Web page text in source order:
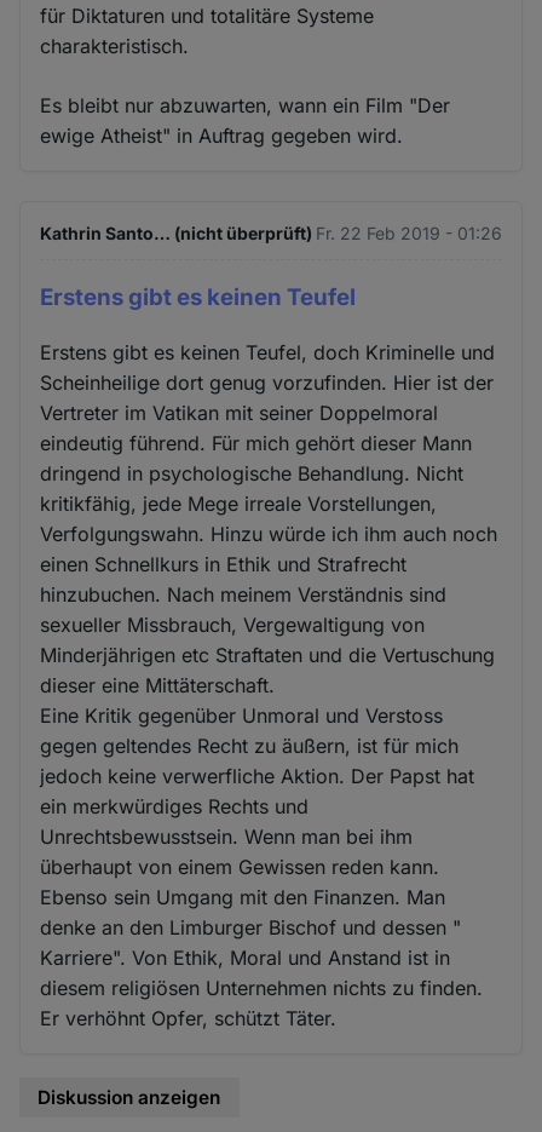
für Diktaturen und totalitäre Systeme
charakteristisch.
Es bleibt nur abzuwarten, wann ein Film "Der
ewige Atheist" in Auftrag gegeben wird.
Kathrin Santo… (nicht überprüft) Fr. 22 Feb 2019 - 01:26
Erstens gibt es keinen Teufel
Erstens gibt es keinen Teufel, doch Kriminelle und
Scheinheilige dort genug vorzufinden. Hier ist der
Vertreter im Vatikan mit seiner Doppelmoral
eindeutig führend. Für mich gehört dieser Mann
dringend in psychologische Behandlung. Nicht
kritikfähig, jede Mege irreale Vorstellungen,
Verfolgungswahn. Hinzu würde ich ihm auch noch
einen Schnellkurs in Ethik und Strafrecht
hinzubuchen. Nach meinem Verständnis sind
sexueller Missbrauch, Vergewaltigung von
Minderjährigen etc Straftaten und die Vertuschung
dieser eine Mittäterschaft.
Eine Kritik gegenüber Unmoral und Verstoss
gegen geltendes Recht zu äußern, ist für mich
jedoch keine verwerfliche Aktion. Der Papst hat
ein merkwürdiges Rechts und
Unrechtsbewusstsein. Wenn man bei ihm
überhaupt von einem Gewissen reden kann.
Ebenso sein Umgang mit den Finanzen. Man
denke an den Limburger Bischof und dessen "
Karriere". Von Ethik, Moral und Anstand ist in
diesem religiösen Unternehmen nichts zu finden.
Er verhöhnt Opfer, schützt Täter.
Diskussion anzeigen